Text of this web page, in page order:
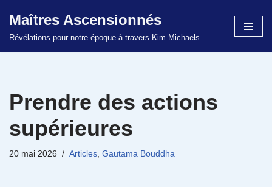
Aller
Maîtres Ascensionnés
Révélations pour notre époque à travers Kim Michaels
Prendre des actions
supérieures
20 mai 2026 Articles, Gautama Bouddha